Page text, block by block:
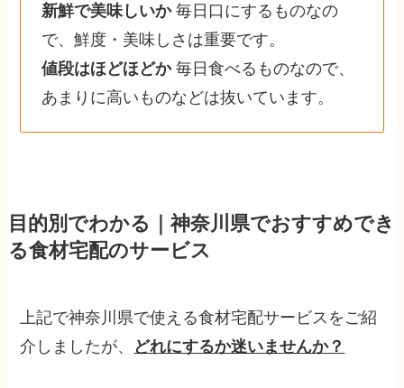
新鮮で美味しいか毎日口にするものなの
で、鮮度・美味しさは重要です。
値段はほどほどか毎日食べるものなので、
あまりに高いものなどは抜いています。
目的別でわかる｜神奈川県でおすすめでき
る食材宅配のサービス
上記で神奈川県で使える食材宅配サービスをご紹
介しましたが、
どれにするか迷いませんか？